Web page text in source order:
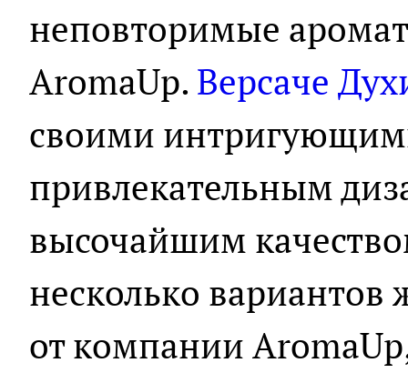
неповторимые
AromaUp. Версаче
своими
привлекательным
высочайшим
несколько вариантов
от компании